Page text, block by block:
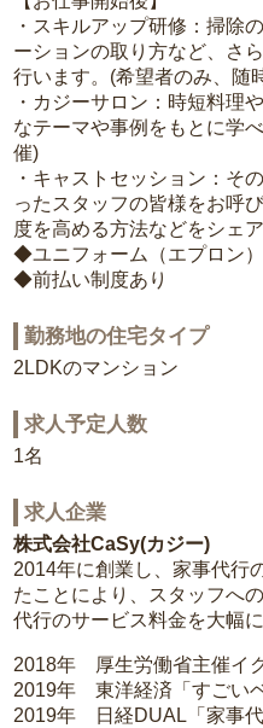
・スキルアップ研修：掃除
ーションの取り方など、さ
行います。(希望者のみ、随
・カジーサロン：時短料理
なテーマや事例をもとに学
催)
・キャストセッション：そ
ったスタッフの皆様をお呼
度を高める方法などをシェ
◆ユニフォーム（エプロン
◆前払い制度あり
勤務地の住宅タイプ
2LDKのマンション
求人予定人数
1名
求人企業
株式会社CaSy(カジー)
2014年に創業し、家事代行
たことにより、スタッフへ
代行のサービス料金を大幅
2018年 厚生労働省主催イ
2019年 東洋経済「すごい
2019年 日経DUAL「家事